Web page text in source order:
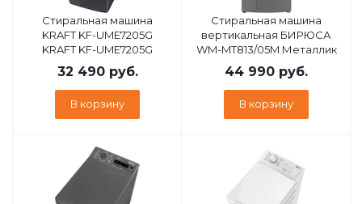
Стиральная машина
KRAFT KF-UME7205G
KRAFT KF-UME7205G
32 490руб.
В корзину
Стиральная машина
вертикальная БИРЮСА
WM-MT813/05M Металлик
44 990 руб.
В корзину